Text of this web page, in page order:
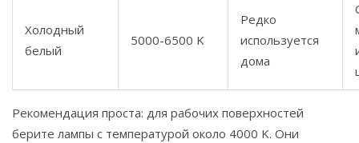
Холодный
белый
5000-6500 K
Редко
используется
дома
Рекомендация проста: для рабочих поверхностей
берите лампы с температурой около 4000 K. Они